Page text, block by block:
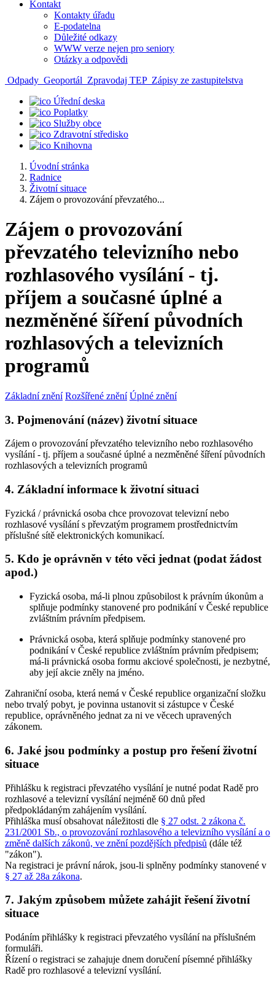
Kontakt
Kontakty úřadu
E-podatelna
Důležité odkazy
WWW verze nejen pro seniory
Otázky a odpovědi
Odpady Geoportál Zpravodaj TEP Zápisy ze zastupitelstva
Úřední deska
Poplatky
Služby obce
Zdravotní středisko
Knihovna
Úvodní stránka
Radnice
Životní situace
Zájem o provozování převzatého...
Zájem o provozování
převzatého televizního nebo
rozhlasového vysílání - tj.
příjem a současné úplné a
nezměněné šíření původních
rozhlasových a televizních
programů
Základní znění Rozšířené znění Úplné znění
3. Pojmenování (název) životní situace
Zájem o provozování převzatého televizního nebo rozhlasového
vysílání - tj. příjem a současné úplné a nezměněné šíření původních
rozhlasových a televizních programů
4. Základní informace k životní situaci
Fyzická / právnická osoba chce provozovat televizní nebo
rozhlasové vysílání s převzatým programem prostřednictvím
příslušné sítě elektronických komunikací.
5. Kdo je oprávněn v této věci jednat (podat žádost
apod.)
Fyzická osoba, má-li plnou způsobilost k právním úkonům a
splňuje podmínky stanovené pro podnikání v České republice
zvláštním právním předpisem.
Právnická osoba, která splňuje podmínky stanovené pro
podnikání v České republice zvláštním právním předpisem;
má-li právnická osoba formu akciové společnosti, je nezbytné,
aby její akcie zněly na jméno.
Zahraniční osoba, která nemá v České republice organizační složku
nebo trvalý pobyt, je povinna ustanovit si zástupce v České
republice, oprávněného jednat za ni ve věcech upravených
zákonem.
6. Jaké jsou podmínky a postup pro řešení životní
situace
Přihlášku k registraci převzatého vysílání je nutné podat Radě pro
rozhlasové a televizní vysílání nejméně 60 dnů před
předpokládaným zahájením vysílání.
Přihláška musí obsahovat náležitosti dle § 27 odst. 2 zákona č.
231/2001 Sb., o provozování rozhlasového a televizního vysílání a o
změně dalších zákonů, ve znění pozdějších předpisů (dále též
"zákon").
Na registraci je právní nárok, jsou-li splněny podmínky stanovené v
§ 27 až 28a zákona.
7. Jakým způsobem můžete zahájit řešení životní
situace
Podáním přihlášky k registraci převzatého vysílání na příslušném
formuláři.
Řízení o registraci se zahajuje dnem doručení písemné přihlášky
Radě pro rozhlasové a televizní vysílání.